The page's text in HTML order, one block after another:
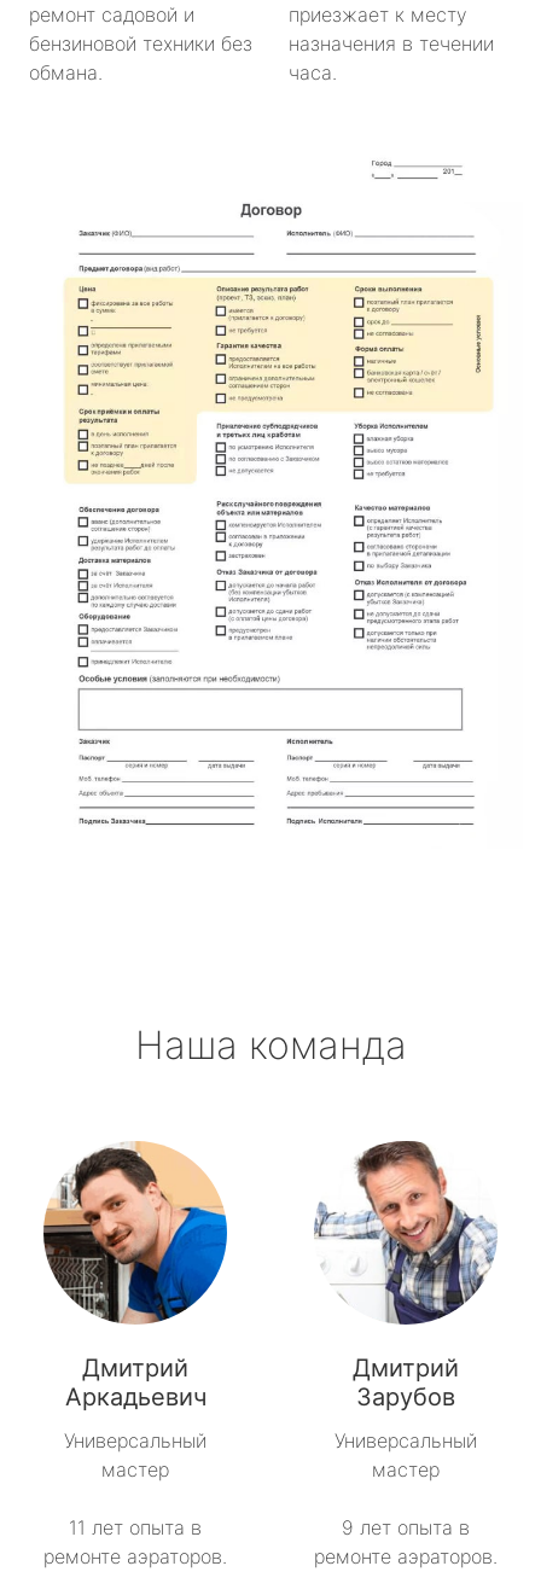
ремонт садовой и
бензиновой техники без
обмана.
приезжает к месту
назначения в течении
часа.
Наша команда
Дмитрий
Аркадьевич
Универсальный
мастер
11 лет опыта в
ремонте аэраторов.
Дмитрий
Зарубов
Универсальный
мастер
9 лет опыта в
ремонте аэраторов.